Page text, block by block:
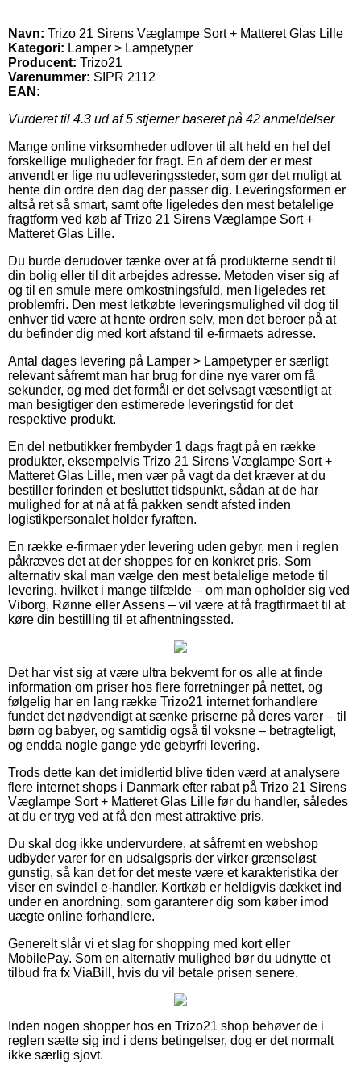
Navn: Trizo 21 Sirens Væglampe Sort + Matteret Glas Lille
Kategori: Lamper > Lampetyper
Producent: Trizo21
Varenummer: SIPR 2112
EAN:
Vurderet til 4.3 ud af 5 stjerner baseret på 42 anmeldelser
Mange online virksomheder udlover til alt held en hel del
forskellige muligheder for fragt. En af dem der er mest
anvendt er lige nu udleveringssteder, som gør det muligt at
hente din ordre den dag der passer dig. Leveringsformen er
altså ret så smart, samt ofte ligeledes den mest betalelige
fragtform ved køb af Trizo 21 Sirens Væglampe Sort +
Matteret Glas Lille.
Du burde derudover tænke over at få produkterne sendt til
din bolig eller til dit arbejdes adresse. Metoden viser sig af
og til en smule mere omkostningsfuld, men ligeledes ret
problemfri. Den mest letkøbte leveringsmulighed vil dog til
enhver tid være at hente ordren selv, men det beroer på at
du befinder dig med kort afstand til e-firmaets adresse.
Antal dages levering på Lamper > Lampetyper er særligt
relevant såfremt man har brug for dine nye varer om få
sekunder, og med det formål er det selvsagt væsentligt at
man besigtiger den estimerede leveringstid for det
respektive produkt.
En del netbutikker frembyder 1 dags fragt på en række
produkter, eksempelvis Trizo 21 Sirens Væglampe Sort +
Matteret Glas Lille, men vær på vagt da det kræver at du
bestiller forinden et besluttet tidspunkt, sådan at de har
mulighed for at nå at få pakken sendt afsted inden
logistikpersonalet holder fyraften.
En række e-firmaer yder levering uden gebyr, men i reglen
påkræves det at der shoppes for en konkret pris. Som
alternativ skal man vælge den mest betalelige metode til
levering, hvilket i mange tilfælde – om man opholder sig ved
Viborg, Rønne eller Assens – vil være at få fragtfirmaet til at
køre din bestilling til et afhentningssted.
Det har vist sig at være ultra bekvemt for os alle at finde
information om priser hos flere forretninger på nettet, og
følgelig har en lang række Trizo21 internet forhandlere
fundet det nødvendigt at sænke priserne på deres varer – til
børn og babyer, og samtidig også til voksne – betragteligt,
og endda nogle gange yde gebyrfri levering.
Trods dette kan det imidlertid blive tiden værd at analysere
flere internet shops i Danmark efter rabat på Trizo 21 Sirens
Væglampe Sort + Matteret Glas Lille før du handler, således
at du er tryg ved at få den mest attraktive pris.
Du skal dog ikke undervurdere, at såfremt en webshop
udbyder varer for en udsalgspris der virker grænseløst
gunstig, så kan det for det meste være et karakteristika der
viser en svindel e-handler. Kortkøb er heldigvis dækket ind
under en anordning, som garanterer dig som køber imod
uægte online forhandlere.
Generelt slår vi et slag for shopping med kort eller
MobilePay. Som en alternativ mulighed bør du udnytte et
tilbud fra fx ViaBill, hvis du vil betale prisen senere.
Inden nogen shopper hos en Trizo21 shop behøver de i
reglen sætte sig ind i dens betingelser, dog er det normalt
ikke særlig sjovt.